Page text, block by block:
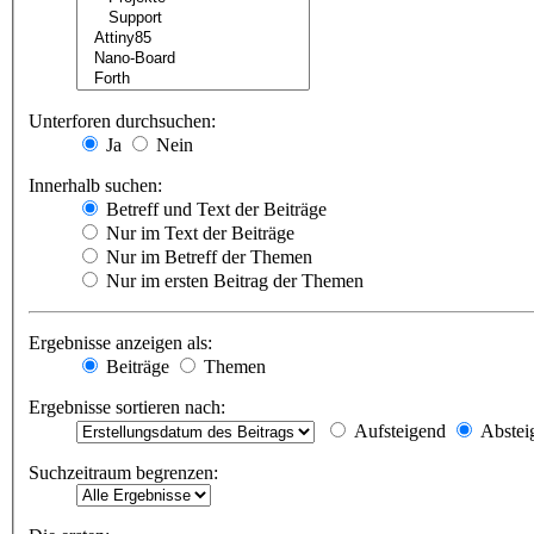
Unterforen durchsuchen:
Ja
Nein
Innerhalb suchen:
Betreff und Text der Beiträge
Nur im Text der Beiträge
Nur im Betreff der Themen
Nur im ersten Beitrag der Themen
Ergebnisse anzeigen als:
Beiträge
Themen
Ergebnisse sortieren nach:
Aufsteigend
Suchzeitraum begrenzen: